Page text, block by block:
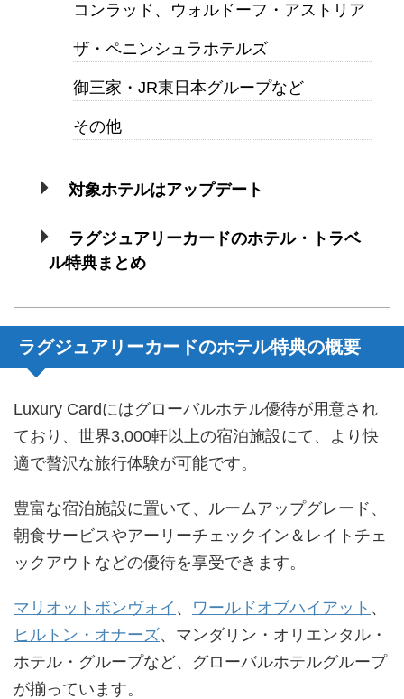
コンラッド、ウォルドーフ・アストリア
ザ・ペニンシュラホテルズ
御三家・JR東日本グループなど
その他
対象ホテルはアップデート
ラグジュアリーカードのホテル・トラベ
ル特典まとめ
ラグジュアリーカードのホテル特典の概要
Luxury Cardにはグローバルホテル優待が用意され
ており、世界3,000軒以上の宿泊施設にて、より快
適で贅沢な旅行体験が可能です。
豊富な宿泊施設に置いて、ルームアップグレード、
朝食サービスやアーリーチェックイン＆レイトチェ
ックアウトなどの優待を享受できます。
マリオットボンヴォイ 、 ワールドオブハイアット 、
ヒルトン・オナーズ、マンダリン・オリエンタル・
ホテル・グループなど、グローバルホテルグループ
が揃っています。